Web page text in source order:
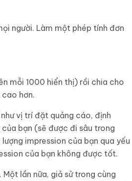
người. Làm một phép tính đơn
mỗi 1000 hiển thị) rồi chia cho
hơn.
vị trí đặt quảng cáo, định
bạn (sẽ được đi sâu trong
impression của bạn qua yếu
của bạn không được tốt.
lần nữa, giả sử trong cùng